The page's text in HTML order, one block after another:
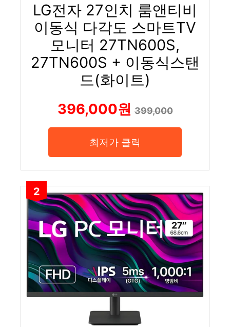
LG전자 27인치 룸앤티비
이동식 다각도 스마트TV
모니터 27TN600S,
27TN600S + 이동식스탠
드(화이트)
396,000원399,000
최저가 클릭
2